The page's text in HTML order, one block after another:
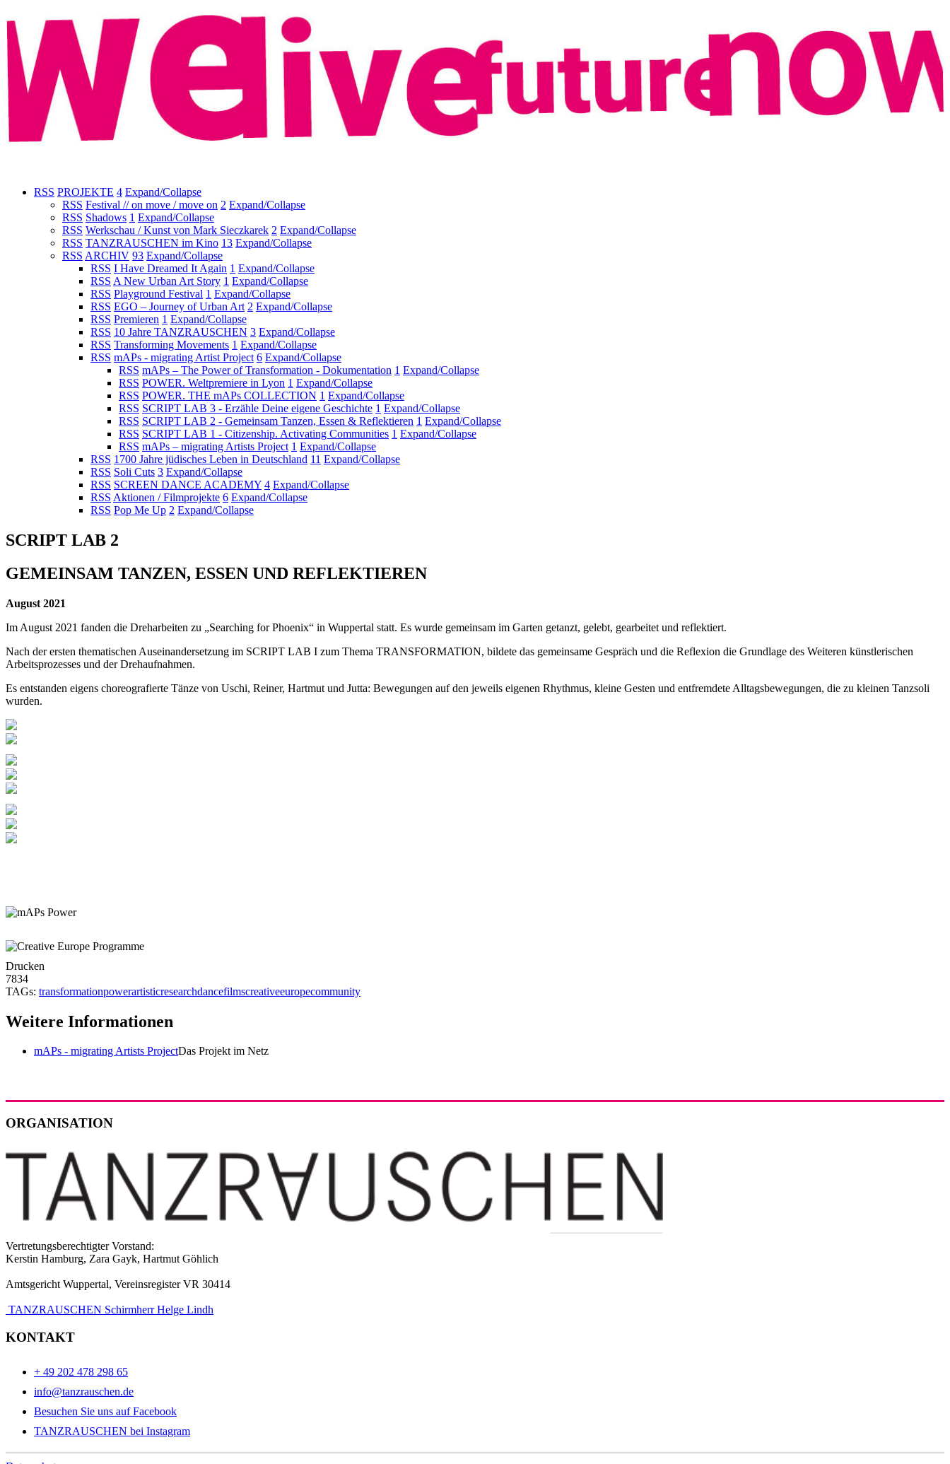
RSS PROJEKTE 4 Expand/Collapse
RSS Festival // on move / move on 2 Expand/Collapse
RSS Shadows 1 Expand/Collapse
RSS Werkschau / Kunst von Mark Sieczkarek 2 Expand/Collapse
RSS TANZRAUSCHEN im Kino 13 Expand/Collapse
RSS ARCHIV 93 Expand/Collapse
RSS I Have Dreamed It Again 1 Expand/Collapse
RSS A New Urban Art Story 1 Expand/Collapse
RSS Playground Festival 1 Expand/Collapse
RSS EGO – Journey of Urban Art 2 Expand/Collapse
RSS Premieren 1 Expand/Collapse
RSS 10 Jahre TANZRAUSCHEN 3 Expand/Collapse
RSS Transforming Movements 1 Expand/Collapse
RSS mAPs - migrating Artist Project 6 Expand/Collapse
RSS mAPs – The Power of Transformation - Dokumentation 1 Expand/Collapse
RSS POWER. Weltpremiere in Lyon 1 Expand/Collapse
RSS POWER. THE mAPs COLLECTION 1 Expand/Collapse
RSS SCRIPT LAB 3 - Erzähle Deine eigene Geschichte 1 Expand/Collapse
RSS SCRIPT LAB 2 - Gemeinsam Tanzen, Essen & Reflektieren 1 Expand/Collapse
RSS SCRIPT LAB 1 - Citizenship. Activating Communities 1 Expand/Collapse
RSS mAPs – migrating Artists Project 1 Expand/Collapse
RSS 1700 Jahre jüdisches Leben in Deutschland 11 Expand/Collapse
RSS Soli Cuts 3 Expand/Collapse
RSS SCREEN DANCE ACADEMY 4 Expand/Collapse
RSS Aktionen / Filmprojekte 6 Expand/Collapse
RSS Pop Me Up 2 Expand/Collapse
SCRIPT LAB 2
GEMEINSAM TANZEN, ESSEN UND REFLEKTIEREN
August 2021
Im August 2021 fanden die Dreharbeiten zu „Searching for Phoenix“ in Wuppertal statt. Es wurde gemeinsam im Garten getanzt, gelebt, gearbeitet und reflektiert.
Nach der ersten thematischen Auseinandersetzung im SCRIPT LAB I zum Thema TRANSFORMATION, bildete das gemeinsame Gespräch und die Reflexion die Grundlage des Weiteren künstlerischen
Arbeitsprozesses und der Drehaufnahmen.
Es entstanden eigens choreografierte Tänze von Uschi, Reiner, Hartmut und Jutta: Bewegungen auf den jeweils eigenen Rhythmus, kleine Gesten und entfremdete Alltagsbewegungen, die zu kleinen Tanzsoli
wurden.
Drucken
7834
TAGs: transformationpowerartisticresearchdancefilmscreativeeuropecommunity
Weitere Informationen
mAPs - migrating Artists ProjectDas Projekt im Netz
ORGANISATION
Vertretungsberechtigter Vorstand:
Kerstin Hamburg, Zara Gayk, Hartmut Göhlich
Amtsgericht Wuppertal, Vereinsregister VR 30414
TANZRAUSCHEN Schirmherr Helge Lindh
KONTAKT
+ 49 202 478 298 65
info@tanzrauschen.de
Besuchen Sie uns auf Facebook
TANZRAUSCHEN bei Instagram